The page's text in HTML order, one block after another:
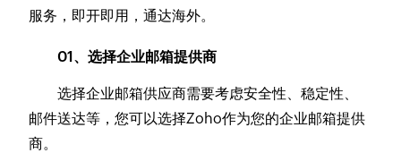
服务，即开即用，通达海外。
01、选择企业邮箱提供商
选择企业邮箱供应商需要考虑安全性、稳定性、
邮件送达等，您可以选择Zoho作为您的企业邮箱提供
商。